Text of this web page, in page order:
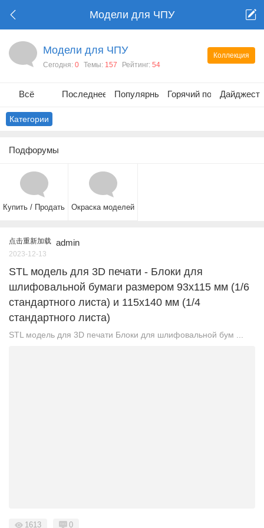
Модели для ЧПУ
Коллекция
Модели для ЧПУ
Сегодня: 0 Темы: 157 Рейтинг: 54
Всё Последнее Популярные Горячий постДайджест
Категории
Подфорумы
Купить / Продать Окраска моделей
点击重新加载 admin
2023-12-13
STL модель для 3D печати - Блоки для
шлифовальной бумаги размером 93х115 мм (1/6
стандартного листа) и 115х140 мм (1/4
стандартного листа)
STL модель для 3D печати Блоки для шлифовальной бум ...
1613 0